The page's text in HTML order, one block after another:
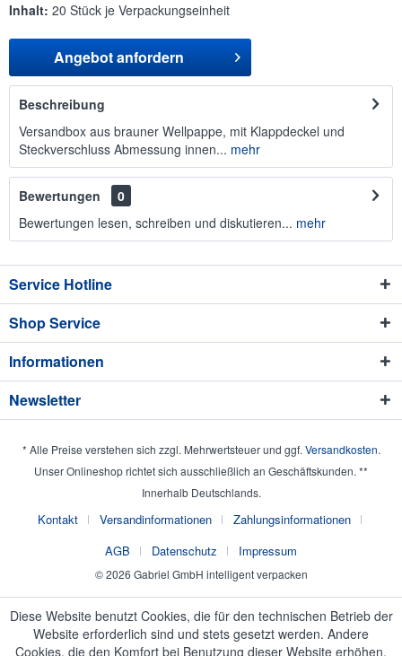
Inhalt: 20 Stück je Verpackungseinheit
Angebot anfordern
Beschreibung
Versandbox aus brauner Wellpappe, mit Klappdeckel und
Steckverschluss Abmessung innen... mehr
Bewertungen
0
Bewertungen lesen, schreiben und diskutieren... mehr
Service Hotline
Shop Service
Informationen
Newsletter
* Alle Preise verstehen sich zzgl. Mehrwertsteuer und ggf. Versandkosten.
Unser Onlineshop richtet sich ausschließlich an Geschäftskunden. **
Innerhalb Deutschlands.
Kontakt Versandinformationen
Zahlungsinformationen
AGB
Datenschutz Impressum
© 2026 Gabriel GmbH intelligent verpacken
Diese Website benutzt Cookies, die für den technischen Betrieb der
Website erforderlich sind und stets gesetzt werden. Andere
Cookies, die den Komfort bei Benutzung dieser Website erhöhen,